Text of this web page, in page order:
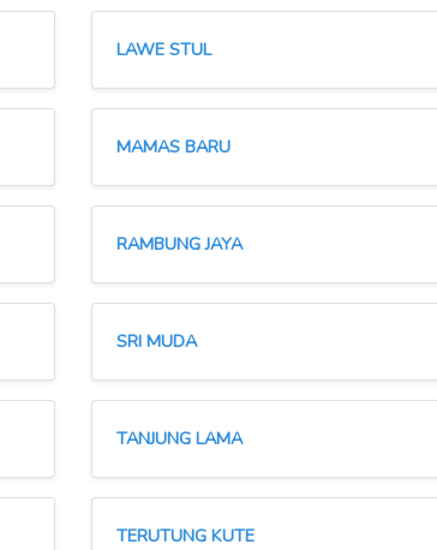
LAWE STUL
MAMAS BARU
RAMBUNG JAYA
SRI MUDA
TANJUNG LAMA
TERUTUNG KUTE